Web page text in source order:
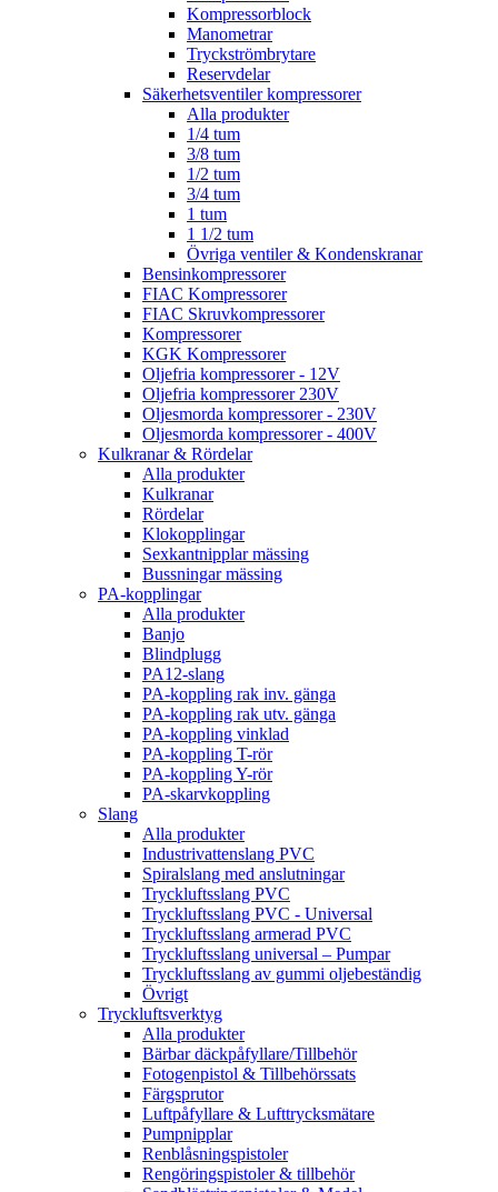
Kompressorblock
Manometrar
Tryckströmbrytare
Reservdelar
Säkerhetsventiler kompressorer
Alla produkter
1/4 tum
3/8 tum
1/2 tum
3/4 tum
1 tum
1 1/2 tum
Övriga ventiler & Kondenskranar
Bensinkompressorer
FIAC Kompressorer
FIAC Skruvkompressorer
Kompressorer
KGK Kompressorer
Oljefria kompressorer - 12V
Oljefria kompressorer 230V
Oljesmorda kompressorer - 230V
Oljesmorda kompressorer - 400V
Kulkranar & Rördelar
Alla produkter
Kulkranar
Rördelar
Klokopplingar
Sexkantnipplar mässing
Bussningar mässing
PA-kopplingar
Alla produkter
Banjo
Blindplugg
PA12-slang
PA-koppling rak inv. gänga
PA-koppling rak utv. gänga
PA-koppling vinklad
PA-koppling T-rör
PA-koppling Y-rör
PA-skarvkoppling
Slang
Alla produkter
Industrivattenslang PVC
Spiralslang med anslutningar
Tryckluftsslang PVC
Tryckluftsslang PVC - Universal
Tryckluftsslang armerad PVC
Tryckluftsslang universal – Pumpar
Tryckluftsslang av gummi oljebeständig
Övrigt
Tryckluftsverktyg
Alla produkter
Bärbar däckpåfyllare/Tillbehör
Fotogenpistol & Tillbehörssats
Färgsprutor
Luftpåfyllare & Lufttrycksmätare
Pumpnipplar
Renblåsningspistoler
Rengöringspistoler & tillbehör